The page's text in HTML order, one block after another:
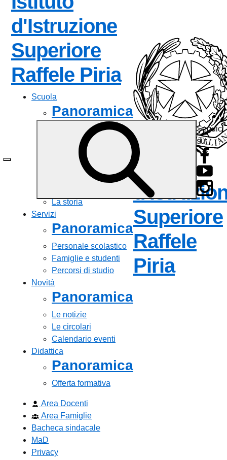
d'Istruzione
Superiore
Raffele Piria— Visita la
Scuola
Panoramica
Presentazione
Le persone
I numeri della scuola
Le carte della scuola
La storia
Servizi
Panoramica
Personale scolastico
Famiglie e studenti
Percorsi di studio
Novità
Panoramica
Le notizie
Le circolari
Calendario eventi
Didattica
Panoramica
Offerta formativa
Area Docenti
Area Famiglie
Bacheca sindacale
MaD
Privacy
Istituto
Superiore
Raffele
Piria—
Seguici
su: